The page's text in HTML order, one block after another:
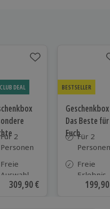
DEAL
Für 2
Personen
Freie
Auswahl
aus ca. 290
Aktueller Preis
309,90 €
BESTSELLER
Geschenkbox
Das Beste für
EuchFür 2
Personen
Freie
Erlebnis-
Auswahl